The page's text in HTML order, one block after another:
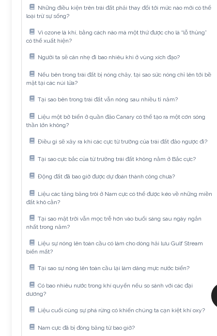
Những điều kiện trên trái đất phải thay đổi tới mức nào mới có thể
loại trừ sự sống?
Vì ozone là khí, bằng cách nào mà một thứ được cho là “lỗ thủng”
có thể xuất hiện?
Người ta sẽ cân nhẹ đi bao nhiêu khi ở vùng xích đạo?
Nếu bên trong trái đất bị nóng chảy, tại sao sức nóng chỉ lên tới bề
mặt tại các núi lửa?
Tại sao bên trong trái đất vẫn nóng sau nhiều tỉ năm?
Liệu một bờ biển ở quần đảo Canary có thể tạo ra một cơn sóng
thần lớn không?
Điều gì sẽ xảy ra khi các cực từ trường của trái đất đảo ngược đi?
Tại sao cực bắc của từ trường trái đất không nằm ở Bắc cực?
Động đất đã bao giờ được dự đoán thành công chưa?
Liệu các tảng băng trôi ở Nam cực có thể được kéo về những miền
đất khô cằn?
Tại sao mặt trời vẫn mọc trễ hơn vào buổi sáng sau ngày ngắn
nhất trong năm?
Liệu sự nóng lên toàn cầu có làm cho dòng hải lưu Gulf Stream
biến mất?
Tại sao sự nóng lên toàn cầu lại làm dâng mực nước biển?
Có bao nhiêu nước trong khí quyển nếu so sánh với các đại
dương?
Liệu cuối cùng sự phá rừng có khiến chúng ta cạn kiệt khí oxy?
Nam cực đã bị đóng băng từ bao giờ?